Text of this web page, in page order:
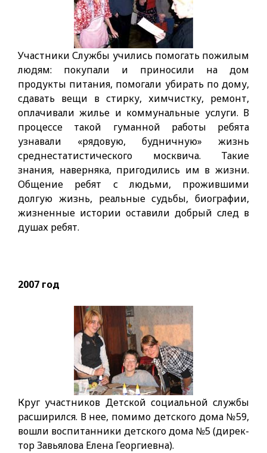
Участники Службы учились помогать пожилым
людям: покупали и приносили на дом
продукты питания, помогали убирать по дому,
сда­вать вещи в стирку, химчистку, ремонт,
оплачивали жилье и комму­нальные услуги. В
процессе такой гуманной работы ребята
узнавали «рядовую, будничную» жизнь
среднестатистического москвича. Такие
знания, наверняка, пригодились им в жизни.
Общение ребят с людьми, прожившими
долгую жизнь, реальные судьбы, биографии,
жизненные истории оставили добрый след в
душах ребят.
2007 год
Круг участников Детской социальной службы
расширился. В нее, по­мимо детского дома №59,
вошли воспитанники детского дома №5 (дирек­
тор Завьялова Елена Георгиевна).